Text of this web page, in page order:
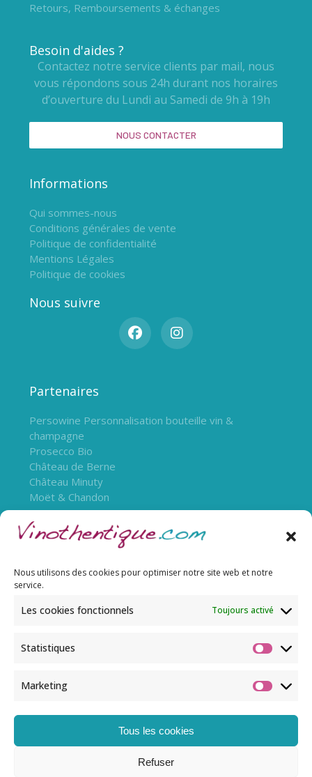
Nous utilisons des cookies pour optimiser notre site web et notre
service.
Les cookies fonctionnels Toujours activé
Statistiques
Marketing
Tous les cookies
Refuser
Retours, Remboursements & échanges
Besoin d'aides ?
Contactez notre service clients par mail, nous
vous répondons sous 24h durant nos horaires
d’ouverture du Lundi au Samedi de 9h à 19h
NOUS CONTACTER
Informations
Qui sommes-nous
Conditions générales de vente
Politique de confidentialité
Mentions Légales
Politique de cookies
Nous suivre
Partenaires
Persowine Personnalisation bouteille vin &
champagne
Prosecco Bio
Château de Berne
Château Minuty
Moët & Chandon
L’abus d’alcool est dangereux pour la santé, à
© Copyright 2022 Vinothentique. Tous droits